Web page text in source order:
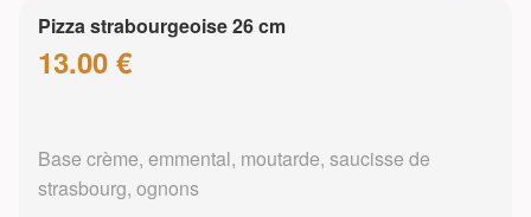
Pizza strabourgeoise 26 cm
13.00 €
Base crème, emmental, moutarde, saucisse de
strasbourg, ognons